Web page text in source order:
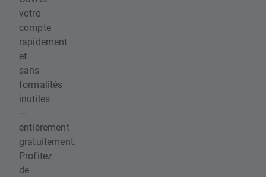
votre
compte
rapidement
et
sans
formalités
inutiles
—
entièrement
gratuitement.
Profitez
de